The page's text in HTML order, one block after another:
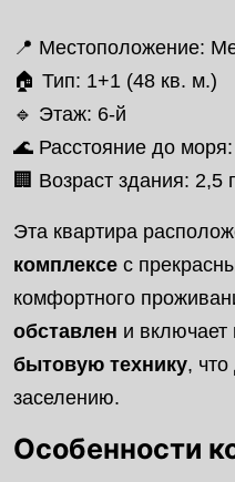
📍 Местоположение:
🏠 Тип: 1+1 (48 кв. м.)
🔹 Этаж: 6-й
🌊 Расстояние до
🏢 Возраст здания: 2,5
Эта квартира
комплексе с
комфортного
обставлен и включает
бытовую технику, что
заселению.
Особенности